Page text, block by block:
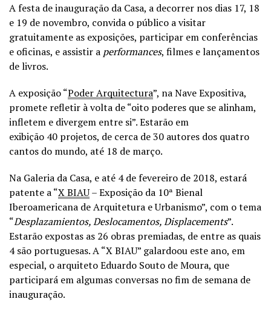
A festa de inauguração da Casa, a decorrer nos dias 17, 18
e 19 de novembro, convida o público a visitar
gratuitamente as exposições, participar em conferências
e oficinas, e assistir a performances, filmes e lançamentos
de livros.
A exposição “Poder Arquitectura”, na Nave Expositiva,
promete refletir à volta de “oito poderes que se alinham,
infletem e divergem entre si”. Estarão em
exibição 40 projetos, de cerca de 30 autores dos quatro
cantos do mundo, até 18 de março.
Na Galeria da Casa, e até 4 de fevereiro de 2018, estará
patente a “X BIAU– Exposição da 10ª Bienal
Iberoamericana de Arquitetura e Urbanismo”, com o tema
“Desplazamientos, Deslocamentos, Displacements”.
Estarão expostas as 26 obras premiadas, de entre as quais
4 são portuguesas. A “X BIAU” galardoou este ano, em
especial, o arquiteto Eduardo Souto de Moura, que
participará em algumas conversas no fim de semana de
inauguração.